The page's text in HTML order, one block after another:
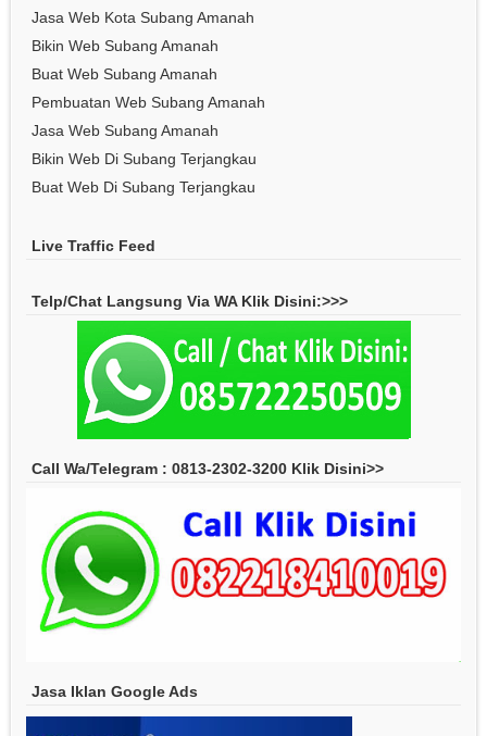
Jasa Web Kota Subang Amanah
Bikin Web Subang Amanah
Buat Web Subang Amanah
Pembuatan Web Subang Amanah
Jasa Web Subang Amanah
Bikin Web Di Subang Terjangkau
Buat Web Di Subang Terjangkau
Live Traffic Feed
Telp/Chat Langsung Via WA Klik Disini:>>>
Call Wa/Telegram : 0813-2302-3200 Klik Disini>>
Jasa Iklan Google Ads